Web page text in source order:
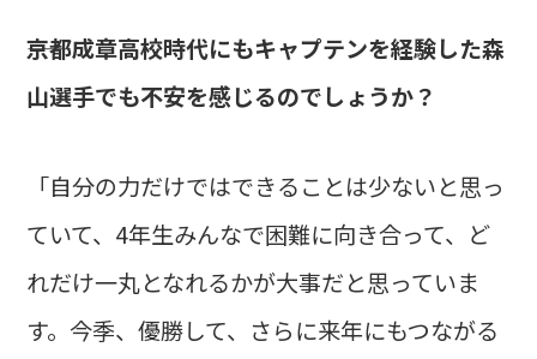
――京都成章高校時代にもキャプテンを経験した森
山選手でも不安を感じるのでしょうか？
「自分の力だけではできることは少ないと思っ
ていて、4年生みんなで困難に向き合って、ど
れだけ一丸となれるかが大事だと思っていま
す。今季、優勝して、さらに来年にもつながる